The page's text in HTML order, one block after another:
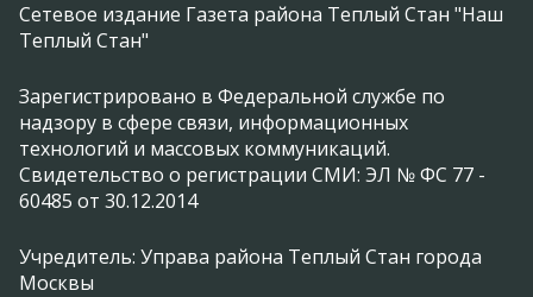
Сетевое издание Газета района Теплый Стан "Наш
Теплый Стан"
Зарегистрировано в Федеральной службе по
надзору в сфере связи, информационных
технологий и массовых коммуникаций.
Свидетельство о регистрации СМИ: ЭЛ № ФС 77 -
60485 от 30.12.2014
Учредитель: Управа района Теплый Стан города
Москвы